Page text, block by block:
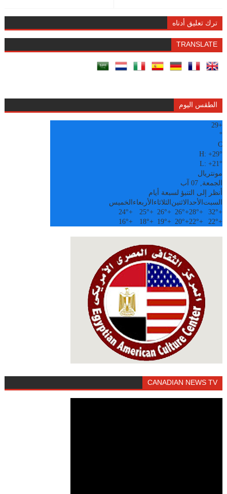
ترك تعليق أدناه
TRANSLATE
الطقس اليوم
+
29
°
C
H:+29°
L:+21°
مونتريال
الجمعة, 07 آب
أنظر إلى التنبؤ لسبعة أيام
السبت الأحدالاثنين الثلاثاء الأربعاء الخميس
+
32°
+
28°
+
26°
+
26°
+
25°
+
24°
+
22°
+
22°
+
20°
+
19°
+
18°
+
16°
CANADIAN NEWS TV